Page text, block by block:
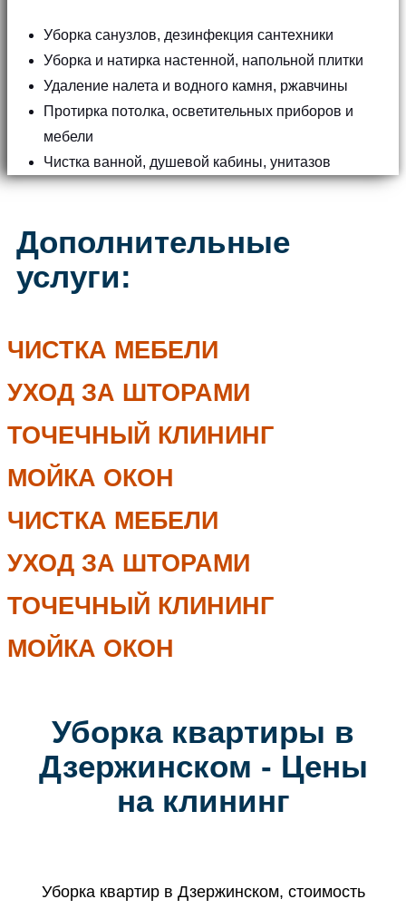
Уборка санузлов, дезинфекция сантехники
Уборка и натирка настенной, напольной плитки
Удаление налета и водного камня, ржавчины
Протирка потолка, осветительных приборов и
мебели
Чистка ванной, душевой кабины, унитазов
Дополнительные
услуги:
ЧИСТКА МЕБЕЛИ
УХОД ЗА ШТОРАМИ
ТОЧЕЧНЫЙ КЛИНИНГ
МОЙКА ОКОН
ЧИСТКА МЕБЕЛИ
УХОД ЗА ШТОРАМИ
ТОЧЕЧНЫЙ КЛИНИНГ
МОЙКА ОКОН
Уборка квартиры в
Дзержинском - Цены
на клининг
Уборка квартир в Дзержинском, стоимость